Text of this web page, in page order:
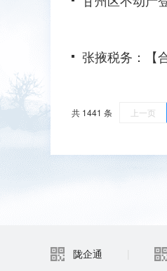
张掖税务：【
共 1441 条 上一页
陇企通